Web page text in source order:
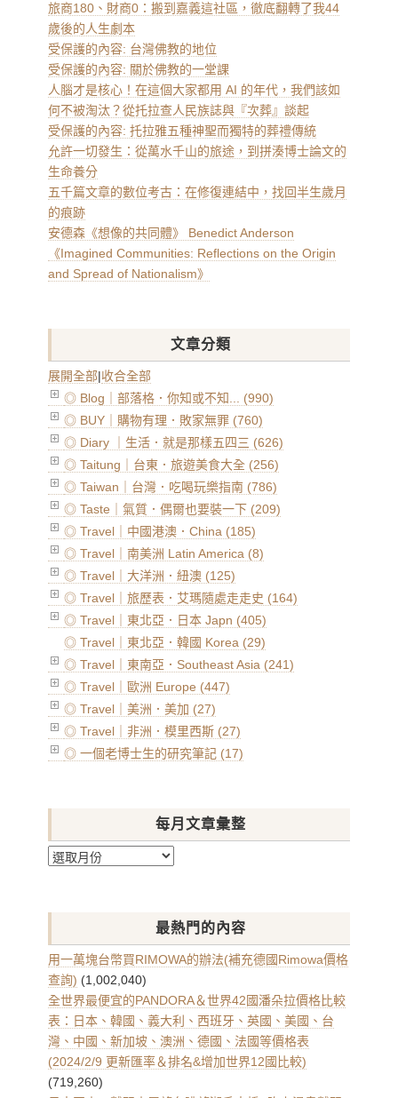
旅商180、財商0：搬到嘉義這社區，徹底翻轉了我44
歲後的人生劇本
受保護的內容: 台灣佛教的地位
受保護的內容: 關於佛教的一堂課
人腦才是核心！在這個大家都用 AI 的年代，我們該如
何不被淘汰？從托拉查人民族誌與『次葬』談起
受保護的內容: 托拉雅五種神聖而獨特的葬禮傳統
允許一切發生：從萬水千山的旅途，到拼湊博士論文的
生命養分
五千篇文章的數位考古：在修復連結中，找回半生歲月
的痕跡
安德森《想像的共同體》 Benedict Anderson
《Imagined Communities: Reflections on the Origin
and Spread of Nationalism》
文章分類
展開全部|收合全部
◎ Blog｜部落格．你知或不知... (990)
◎ BUY｜購物有理．敗家無罪 (760)
◎ Diary ｜生活．就是那樣五四三 (626)
◎ Taitung｜台東．旅遊美食大全 (256)
◎ Taiwan｜台灣．吃喝玩樂指南 (786)
◎ Taste｜氣質．偶爾也要裝一下 (209)
◎ Travel｜中國港澳．China (185)
◎ Travel｜南美洲 Latin America (8)
◎ Travel｜大洋洲．紐澳 (125)
◎ Travel｜旅歷表．艾瑪隨處走走史 (164)
◎ Travel｜東北亞．日本 Japn (405)
◎ Travel｜東北亞．韓國 Korea (29)
◎ Travel｜東南亞．Southeast Asia (241)
◎ Travel｜歐洲 Europe (447)
◎ Travel｜美洲．美加 (27)
◎ Travel｜非洲．模里西斯 (27)
◎ 一個老博士生的研究筆記 (17)
每月文章彙整
每
章
整
最熱門的內容
用一萬塊台幣買RIMOWA的辦法(補充德國Rimowa價格
查詢) (1,002,040)
全世界最便宜的PANDORA＆世界42國潘朵拉價格比較
表：日本、韓國、義大利、西班牙、英國、美國、台
灣、中國、新加坡、澳洲、德國、法國等價格表
(2024/2/9 更新匯率＆排名&增加世界12國比較)
(719,260)